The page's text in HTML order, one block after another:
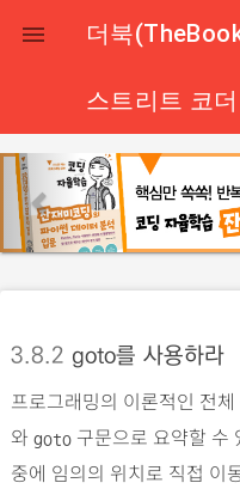
 더북
스트리트 코더
p
r
e
u
s
3.8.2 goto를 사용하라
프로그래밍의 이론적인 전
와 goto구문으로 요약할 수
중에 임의의 위치로 직접 이